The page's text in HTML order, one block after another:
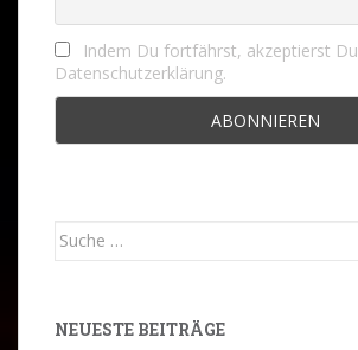
Indem Du fortfährst, akzeptierst
Datenschutzerklärung.
Suche
NEUESTE BEITRÄGE